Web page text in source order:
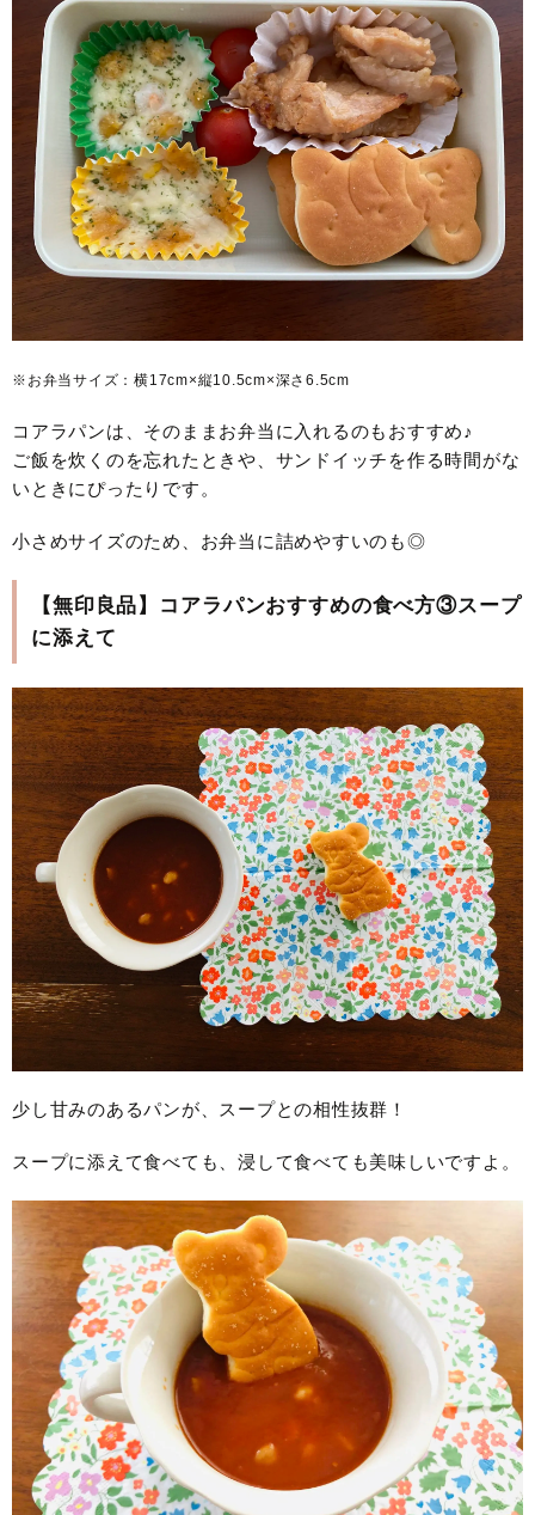
※お弁当サイズ：横17cm×縦10.5cm×深さ6.5cm
コアラパンは、そのままお弁当に入れるのもおすすめ♪
ご飯を炊くのを忘れたときや、サンドイッチを作る時間がな
いときにぴったりです。
小さめサイズのため、お弁当に詰めやすいのも◎
【無印良品】コアラパンおすすめの食べ方③スープ
に添えて
少し甘みのあるパンが、スープとの相性抜群！
スープに添えて食べても、浸して食べても美味しいですよ。